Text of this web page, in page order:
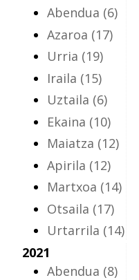
Abendua (6)
Azaroa (17)
Urria (19)
Iraila (15)
Uztaila (6)
Ekaina (10)
Maiatza (12)
Apirila (12)
Martxoa (14)
Otsaila (17)
Urtarrila (14)
2021
Abendua (8)